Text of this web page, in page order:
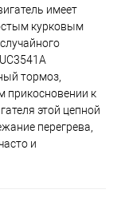
имеет
курковым
тормоз,
прикосновении к
этой цепной
перегрева,
и